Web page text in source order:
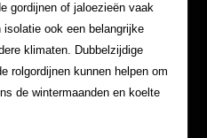
gordijnen of jaloezieën vaak
ook een belangrijke
klimaten. Dubbelzijdige
rolgordijnen kunnen helpen om
de wintermaanden en koelte